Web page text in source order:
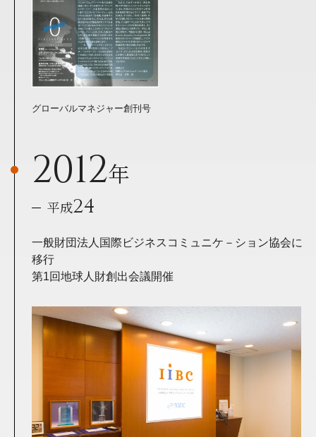
グローバルマネジャー創刊号
2012年
平成24
一般財団法人国際ビジネスコミュニケ－ション協会に
移行
第1回地球人財創出会議開催